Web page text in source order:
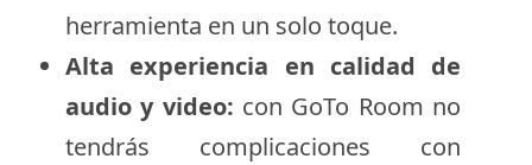
herramienta en un solo toque.
Alta experiencia en calidad de
audio y video: con GoTo Room no
tendrás complicaciones con